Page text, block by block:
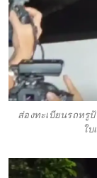
ส่องทะเบียนรถหรู
ใ